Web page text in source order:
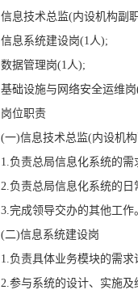
信息技术总监(内设机构副
信息系统建设岗(1人);
数据管理岗(1人);
基础设施与网络安全运维
岗位职责
(一)信息技术总监(内设机
1.负责总局信息化系统的
2.负责总局信息化系统的
3.完成领导交办的其他工作
(二)信息系统建设岗
1.负责具体业务模块的需求
2.参与系统的设计、实施